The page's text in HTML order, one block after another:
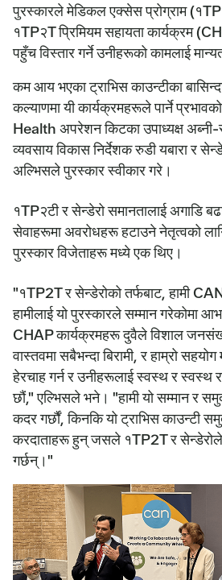
पुरस्कारले मेडिकल एक्सेस प्रोग्राम
१TP२T प्रिमियम सहायता कार्यक्रम
पहुँच विस्तार गर्ने उनीहरूको कामलाई
कम आय भएका ट्राभिस काउन्टीका
कल्याणमा यी कार्यक्रमहरूले पार्ने
Health अपरेशन किटका उपाध्यक्ष
व्यवसाय विकास निर्देशक रुडी यबारा र
अल्भिसले पुरस्कार स्वीकार गरे।
१TP२टी र सेन्डेरो समानतालाई अगाडि
सेवाहरूमा अवरोधहरू हटाउने नेतृत्वको
पुरस्कार विजेताहरू मध्ये एक थिए।
"१TP2T र सेन्डेरोको तर्फबाट, हामी
हामीलाई यो पुरस्कारले सम्मान गरेकोमा
CHAP कार्यक्रमहरू दुवैले विशाल
वास्तवमा सबैभन्दा बिरामी, र हाम्रो
हेरचाह गर्न र उनीहरूलाई स्वस्थ र स्वस्थ
छौं," एल्भिसले भने। "हामी यो सम्मान र
कदर गर्छौं, किनकि यो ट्राभिस काउन्टी
करदाताहरू हुन् जसले १TP2T र सेन्डेरोले
गर्छन्।"